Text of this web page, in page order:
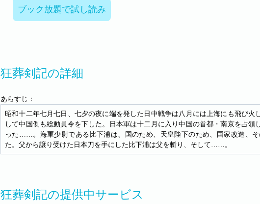
ブック放題で試し読み
狂葬剣記の詳細
あらすじ：
昭和十二年七月七日、七夕の夜に端を発した日中戦争は八月には上海にも飛び
して中国側も総動員令を下した。日本軍は十二月に入り中国の首都・南京を占
った……。海軍少尉である比下浦は、国のため、天皇陛下のため、国家改造、
た。父から譲り受けた日本刀を手にした比下浦は父を斬り、そして……。
狂葬剣記の提供中サービス